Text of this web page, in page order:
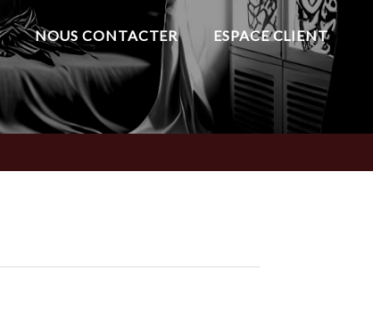
NOUS CONTACTER ESPACE CLIENT